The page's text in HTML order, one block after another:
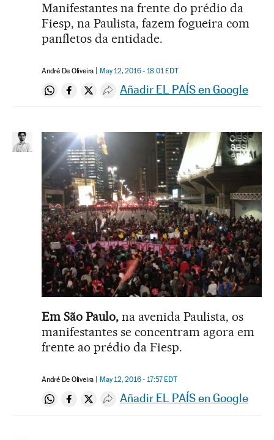
Manifestantes na frente do prédio da
Fiesp, na Paulista, fazem fogueira com
panfletos da entidade.
André De Oliveira May 12, 2016 - 18:01 EDT
Compartir en Whatsapp
Compartir en Facebook
Compartir en Twitter
Desplegar Redes Sociales
Añadir EL PAÍS en Google
Em São Paulo, na avenida Paulista, os
manifestantes se concentram agora em
frente ao prédio da Fiesp.
André De Oliveira May 12, 2016 - 17:57 EDT
Compartir en Whatsapp
Compartir en Facebook
Compartir en Twitter
Desplegar Redes Sociales
Añadir EL PAÍS en Google